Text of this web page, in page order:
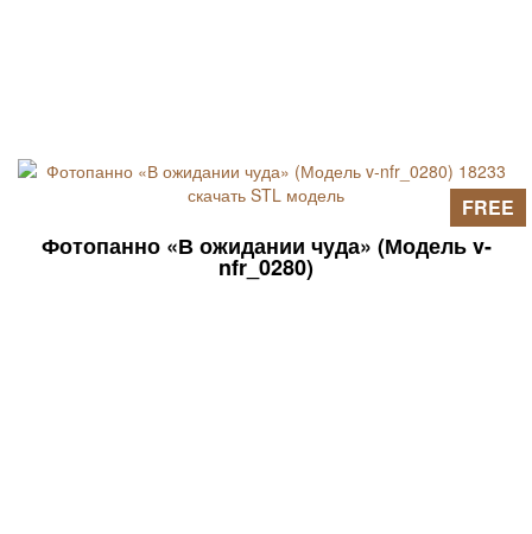
Фотопанно «В ожидании чуда» (Модель v-
nfr_0280)
FREE